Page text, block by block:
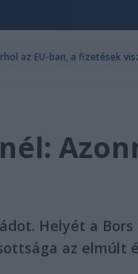
Helyét a
az elmúlt